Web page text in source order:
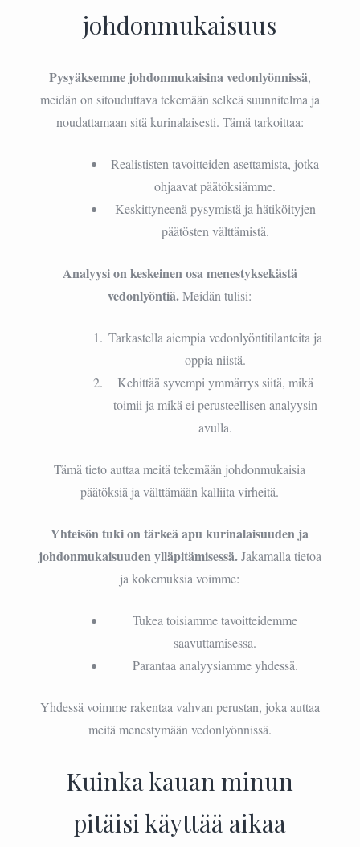
johdonmukaisuus
Pysyäksemme johdonmukaisina vedonlyönnissä,
meidän on sitouduttava tekemään selkeä suunnitelma ja
noudattamaan sitä kurinalaisesti. Tämä tarkoittaa:
Realististen tavoitteiden asettamista, jotka
ohjaavat päätöksiämme.
Keskittyneenä pysymistä ja hätiköityjen
päätösten välttämistä.
Analyysi on keskeinen osa menestyksekästä
vedonlyöntiä.Meidän tulisi:
Tarkastella aiempia vedonlyöntitilanteita ja
oppia niistä.
Kehittää syvempi ymmärrys siitä, mikä
toimii ja mikä ei perusteellisen analyysin
avulla.
Tämä tieto auttaa meitä tekemään johdonmukaisia
päätöksiä ja välttämään kalliita virheitä.
Yhteisön tuki on tärkeä apu kurinalaisuuden ja
johdonmukaisuuden ylläpitämisessä.Jakamalla tietoa
ja kokemuksia voimme:
Tukea toisiamme tavoitteidemme
saavuttamisessa.
Parantaa analyysiamme yhdessä.
Yhdessä voimme rakentaa vahvan perustan, joka auttaa
meitä menestymään vedonlyönnissä.
Kuinka kauan minun
pitäisi käyttää aikaa